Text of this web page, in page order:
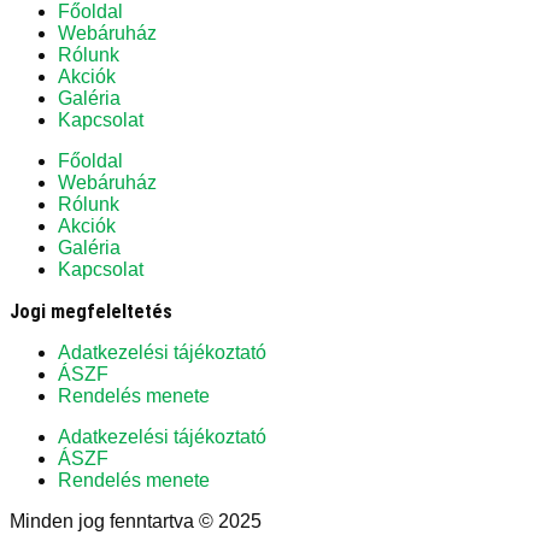
Főoldal
Webáruház
Rólunk
Akciók
Galéria
Kapcsolat
Főoldal
Webáruház
Rólunk
Akciók
Galéria
Kapcsolat
Jogi megfeleltetés
Adatkezelési tájékoztató
ÁSZF
Rendelés menete
Adatkezelési tájékoztató
ÁSZF
Rendelés menete
Minden jog fenntartva © 2025